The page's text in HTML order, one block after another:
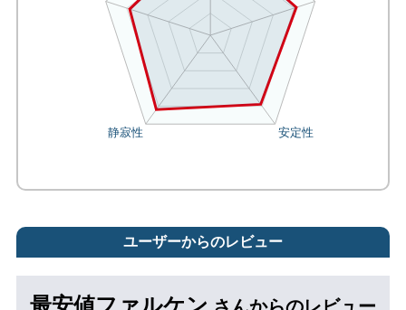
ユーザーからのレビュー
最安値ファルケン さんからのレビュー